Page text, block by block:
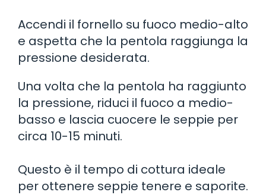
Accendi il fornello su fuoco medio-alto
e aspetta che la pentola raggiunga la
pressione desiderata.
Una volta che la pentola ha raggiunto
la pressione, riduci il fuoco a medio-
basso e lascia cuocere le seppie per
circa 10-15 minuti.
Questo è il tempo di cottura ideale
per ottenere seppie tenere e saporite.